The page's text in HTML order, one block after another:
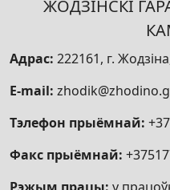
ЖОДЗІНСКІ
Адрас: 222161, г.
E-mail:
Тэлефон прыёмнай:
Факс прыёмнай: